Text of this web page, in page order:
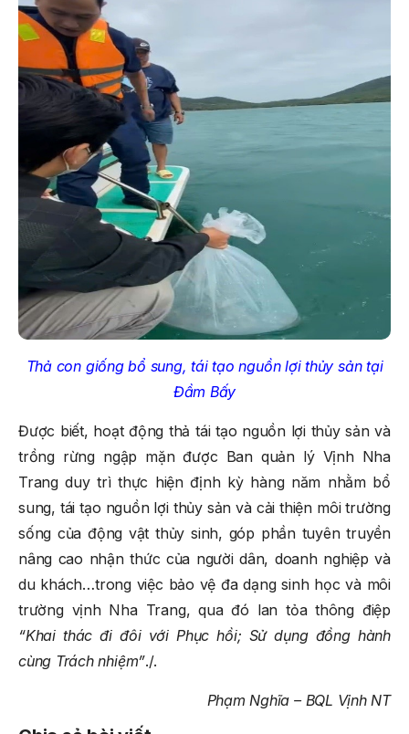
Thả con giống bổ sung, tái tạo nguồn lợi thủy sản tại
Đầm Bấy
Được biết, hoạt động thả tái tạo nguồn lợi thủy sản và
trồng rừng ngập mặn được Ban quản lý Vịnh Nha
Trang duy trì thực hiện định kỳ hàng năm nhằm bổ
sung, tái tạo nguồn lợi thủy sản và cải thiện môi trường
sống của động vật thủy sinh, góp phần tuyên truyền
nâng cao nhận thức của người dân, doanh nghiệp và
du khách…trong việc bảo vệ đa dạng sinh học và môi
trường vịnh Nha Trang, qua đó lan tỏa thông điệp
“Khai thác đi đôi với Phục hồi; Sử dụng đồng hành
cùng Trách nhiệm”./.
Phạm Nghĩa – BQL Vịnh NT